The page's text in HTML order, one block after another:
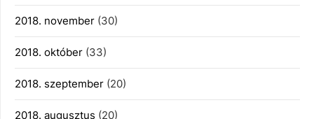
2018. november (30)
2018. október (33)
2018. szeptember (20)
2018. augusztus (20)